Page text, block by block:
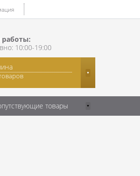
10:00-19:00
товары